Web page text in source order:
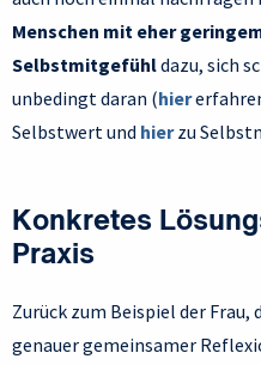
Menschen mit eher
Selbstmitgefühldazu, sich
unbedingt daran (hier
Selbstwert und hierzu
Konkretes
Praxis
Zurück zum Beispiel der
genauer gemeinsamer